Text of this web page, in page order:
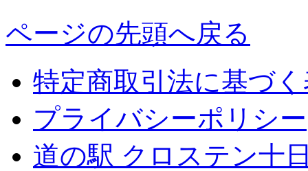
ページの先頭へ戻る
特定商取引法に基づ
プライバシーポリシー
道の駅 クロステン十